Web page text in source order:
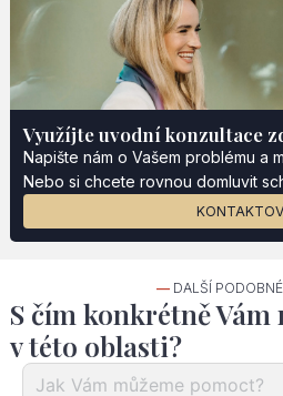
Využíjte uvodní konzultace
Napište nám o Vašem problému a
Nebo si chcete rovnou domluvit
— DALŠÍ
S čím konkrétně Vám
v této oblasti?